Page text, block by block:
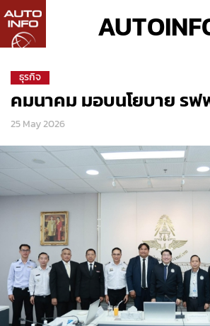
ธุรกิจ
คมนาคม มอบนโยบาย รฟ
25 May 2026